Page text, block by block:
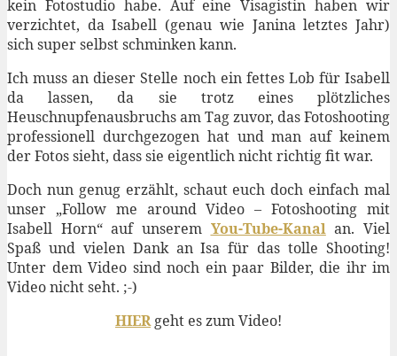
kein Fotostudio habe. Auf eine Visagistin haben wir
verzichtet, da Isabell (genau wie Janina letztes Jahr)
sich super selbst schminken kann.
Ich muss an dieser Stelle noch ein fettes Lob für Isabell
da lassen, da sie trotz eines plötzliches
Heuschnupfenausbruchs am Tag zuvor, das Fotoshooting
professionell durchgezogen hat und man auf keinem
der Fotos sieht, dass sie eigentlich nicht richtig fit war.
Doch nun genug erzählt, schaut euch doch einfach mal
unser „Follow me around Video – Fotoshooting mit
Isabell Horn“ auf unserem You-Tube-Kanalan. Viel
Spaß und vielen Dank an Isa für das tolle Shooting!
Unter dem Video sind noch ein paar Bilder, die ihr im
Video nicht seht. ;-)
HIERgeht es zum Video!